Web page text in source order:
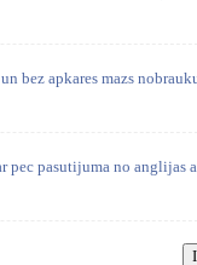
bez apkares mazs
pec pasutijuma no anglijas